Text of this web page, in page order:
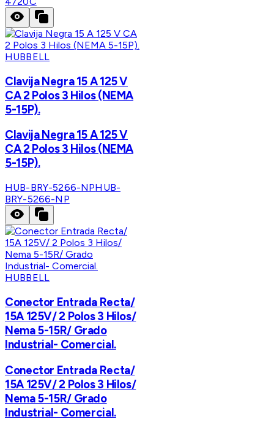
HUBBELL
Clavija Negra 15 A 125 V
CA 2 Polos 3 Hilos (NEMA
5-15P).
Clavija Negra 15 A 125 V
CA 2 Polos 3 Hilos (NEMA
5-15P).
HUB-BRY-5266-NPHUB-
BRY-5266-NP
HUBBELL
Conector Entrada Recta/
15A 125V/ 2 Polos 3 Hilos/
Nema 5-15R/ Grado
Industrial- Comercial.
Conector Entrada Recta/
15A 125V/ 2 Polos 3 Hilos/
Nema 5-15R/ Grado
Industrial- Comercial.